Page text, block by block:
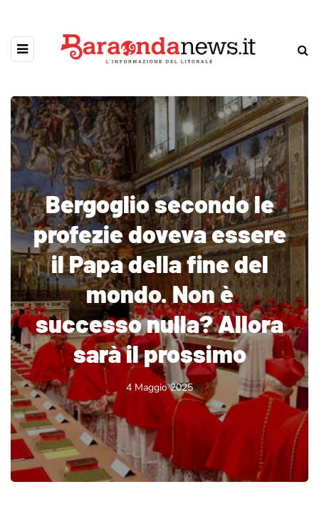
Bergoglio secondo le
profezie doveva essere
il Papa della fine del
mondo. Non è
successo nulla? Allora
sarà il prossimo
4 Maggio 2025